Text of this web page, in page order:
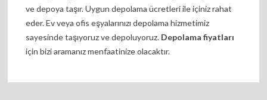
ve depoya taşır. Uygun depolama ücretleri ile içiniz rahat
eder. Ev veya ofis eşyalarınızı depolama hizmetimiz
sayesinde taşıyoruz ve depoluyoruz. Depolama fiyatları
için bizi aramanız menfaatinize olacaktır.